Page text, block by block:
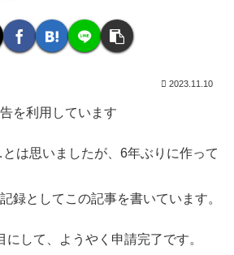
2023.11.10
を利用しています
は思いましたが、6年ぶりに作って
録としてこの記事を書いています。
して、ようやく申請完了です。